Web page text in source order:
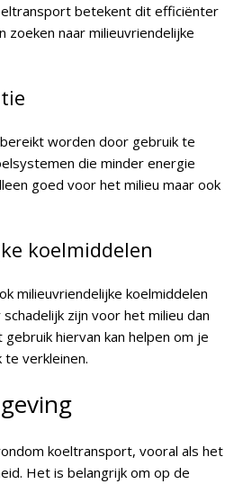
betekent dit efficiënter
zoeken naar milieuvriendelijke
worden door gebruik te
die minder energie
goed voor het milieu maar ook
koelmiddelen
milieuvriendelijke koelmiddelen
zijn voor het milieu dan
hiervan kan helpen om je
verkleinen.
koeltransport, vooral als het
Het is belangrijk om op de